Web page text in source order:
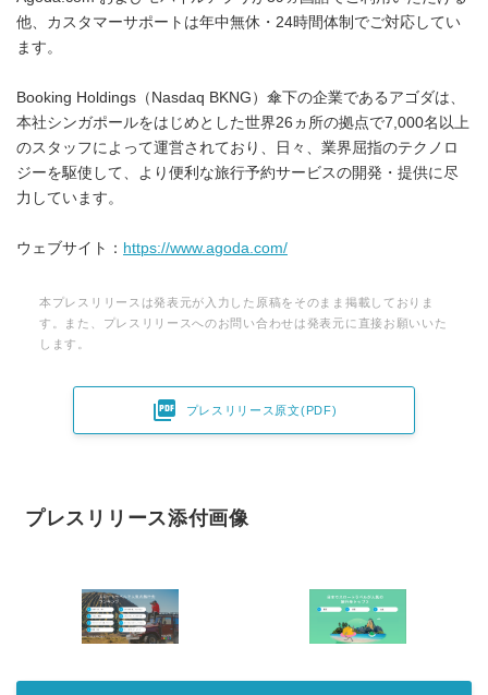
他、カスタマーサポートは年中無休・24時間体制でご対応してい
ます。
Booking Holdings（Nasdaq BKNG）傘下の企業であるアゴダは、
本社シンガポールをはじめとした世界26ヵ所の拠点で7,000名以上
のスタッフによって運営されており、日々、業界屈指のテクノロ
ジーを駆使して、より便利な旅行予約サービスの開発・提供に尽
力しています。
ウェブサイト： https://www.agoda.com/
本プレスリリースは発表元が入力した原稿をそのまま掲載しておりま
す。また、プレスリリースへのお問い合わせは発表元に直接お願いいた
します。
 プレスリリース原文(PDF)
プレスリリース添付画像